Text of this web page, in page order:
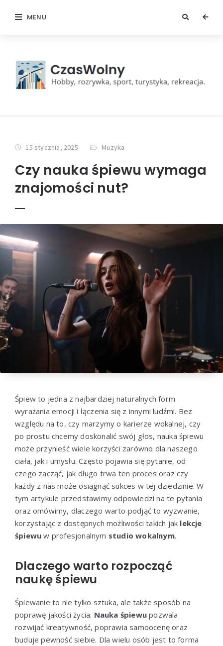
MENU
15 stycznia, 2025 Muzyka
Czy nauka śpiewu wymaga
znajomości nut?
Śpiew to jedna z najbardziej naturalnych form
wyrażania emocji i łączenia się z innymi ludźmi. Bez
względu na to, czy marzymy o karierze wokalnej, czy
po prostu chcemy doskonalić swój głos, nauka śpiewu
może przynieść wiele korzyści zarówno dla naszego
ciała, jak i umysłu. Często pojawia się pytanie, od
czego zacząć, jak długo trwa ten proces oraz czy
każdy z nas może osiągnąć sukces w tej dziedzinie. W
tym artykule przedstawimy odpowiedzi na te pytania
oraz omówimy, dlaczego warto podjąć to wyzwanie,
korzystając z dostępnych możliwości takich jak lekcje
śpiewu w profesjonalnym studio wokalnym.
Dlaczego warto rozpocząć
naukę śpiewu
Śpiewanie to nie tylko sztuka, ale także sposób na
poprawę jakości życia. Nauka śpiewu pozwala
rozwijać kreatywność, poprawia samoocenę oraz
buduje pewność siebie. Dla wielu osób jest to forma